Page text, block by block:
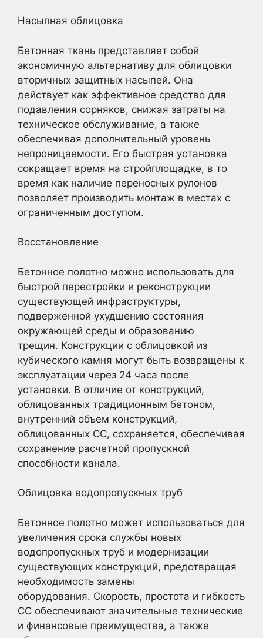
Насыпная облицовка
Бетонная ткань представляет собой
экономичную альтернативу для облицовки
вторичных защитных насыпей. Она
действует как эффективное средство для
подавления сорняков, снижая затраты на
техническое обслуживание, а также
обеспечивая дополнительный уровень
непроницаемости. Его быстрая установка
сокращает время на стройплощадке, в то
время как наличие переносных рулонов
позволяет производить монтаж в местах с
ограниченным доступом.
Восстановление
Бетонное полотно можно использовать для
быстрой перестройки и реконструкции
существующей инфраструктуры,
подверженной ухудшению состояния
окружающей среды и образованию
трещин. Конструкции с облицовкой из
кубического камня могут быть возвращены к
эксплуатации через 24 часа после
установки. В отличие от конструкций,
облицованных традиционным бетоном,
внутренний объем конструкций,
облицованных CC, сохраняется, обеспечивая
сохранение расчетной пропускной
способности канала.
Облицовка водопропускных труб
Бетонное полотно может использоваться для
увеличения срока службы новых
водопропускных труб и модернизации
существующих конструкций, предотвращая
необходимость замены
оборудования. Скорость, простота и гибкость
CC обеспечивают значительные технические
и финансовые преимущества, а также